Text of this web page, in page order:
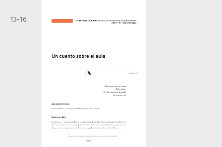
13-16